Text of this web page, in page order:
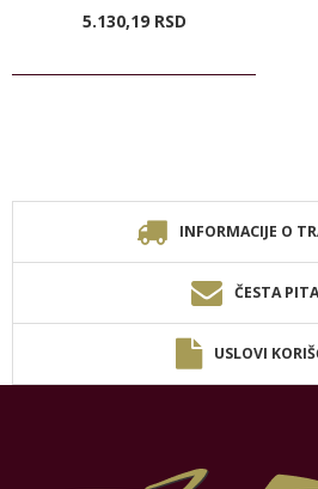
5.130,19 RSD
INFORMACIJE O
ČESTA
USLOVI